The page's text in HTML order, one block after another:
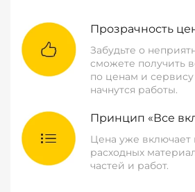
Прозрачность
Забудьте о
сможете получить
по ценам и
начнутся работы.
Принцип «Все
Цена уже включает
расходных
частей и работ.